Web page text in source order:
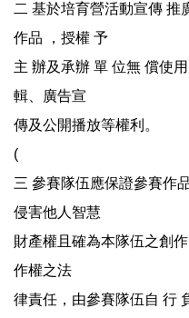
二 基於培育營活動宣傳 推
作品 ，授權 予
主 辦及承辦 單 位無 償使
輯、廣告宣
傳及公開播放等權利。
(
三 參賽隊伍應保證參賽作
侵害他人智慧
財產權且確為本隊伍之創
作權之法
律責任，由參賽隊伍自 行